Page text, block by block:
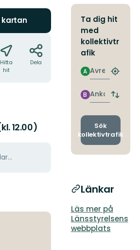
kartan
Hitta
hit
Dela
12.00)
Ta dig hit
med
kollektivtr
afik
Avresa
A
Hitta
Ankomst
B
Byt
och
Sök
kollektivtrafik
Länkar
Läs mer på
Länsstyrelsens
webbplats